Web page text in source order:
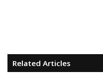
Related Articles